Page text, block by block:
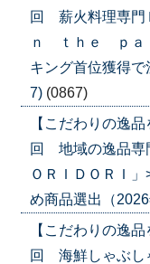
回 薪火料理専門
ｎ ｔｈｅ ｐａ
キング首位獲得
7) (0867)
【こだわりの逸
回 地域の逸品専
ＯＲＩＤＯＲＩ
め商品選出（
【こだわりの逸
回 海鮮しゃぶし